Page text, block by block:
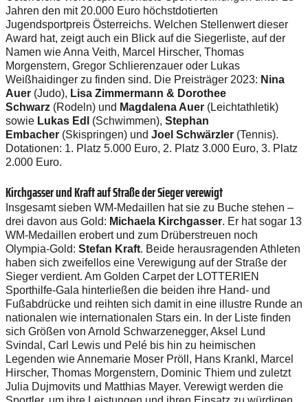
Jahren den mit 20.000 Euro höchstdotierten
Jugendsportpreis Österreichs. Welchen Stellenwert dieser
Award hat, zeigt auch ein Blick auf die Siegerliste, auf der
Namen wie Anna Veith, Marcel Hirscher, Thomas
Morgenstern, Gregor Schlierenzauer oder Lukas
Weißhaidinger zu finden sind. Die Preisträger 2023: Nina
Auer (Judo), Lisa Zimmermann & Dorothee
Schwarz (Rodeln) und Magdalena Auer (Leichtathletik)
sowie Lukas Edl (Schwimmen), Stephan
Embacher (Skispringen) und Joel Schwärzler (Tennis).
Dotationen: 1. Platz 5.000 Euro, 2. Platz 3.000 Euro, 3. Platz
2.000 Euro.
Kirchgasser und Kraft auf Straße der Sieger verewigt
Insgesamt sieben WM-Medaillen hat sie zu Buche stehen –
drei davon aus Gold: Michaela Kirchgasser. Er hat sogar 13
WM-Medaillen erobert und zum Drüberstreuen noch
Olympia-Gold: Stefan Kraft. Beide herausragenden Athleten
haben sich zweifellos eine Verewigung auf der Straße der
Sieger verdient. Am Golden Carpet der LOTTERIEN
Sporthilfe-Gala hinterließen die beiden ihre Hand- und
Fußabdrücke und reihten sich damit in eine illustre Runde an
nationalen wie internationalen Stars ein. In der Liste finden
sich Größen von Arnold Schwarzenegger, Aksel Lund
Svindal, Carl Lewis und Pelé bis hin zu heimischen
Legenden wie Annemarie Moser Pröll, Hans Krankl, Marcel
Hirscher, Thomas Morgenstern, Dominic Thiem und zuletzt
Julia Dujmovits und Matthias Mayer. Verewigt werden die